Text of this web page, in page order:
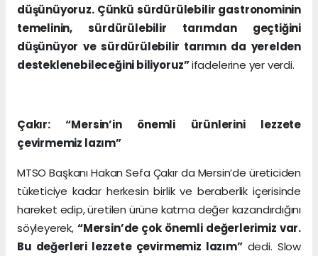
düşünüyoruz. Çünkü sürdürülebilir gastronominin
temelinin, sürdürülebilir tarımdan geçtiğini
düşünüyor ve sürdürülebilir tarımın da yerelden
desteklenebileceğini biliyoruz”ifadelerine yer verdi.
Çakır: “Mersin’in önemli ürünlerini lezzete
çevirmemiz lazım”
MTSO Başkanı Hakan Sefa Çakır da Mersin’de üreticiden
tüketiciye kadar herkesin birlik ve beraberlik içerisinde
hareket edip, üretilen ürüne katma değer kazandırdığını
söyleyerek,“Mersin’de çok önemli değerlerimiz var.
Bu değerleri lezzete çevirmemiz lazım”dedi. Slow